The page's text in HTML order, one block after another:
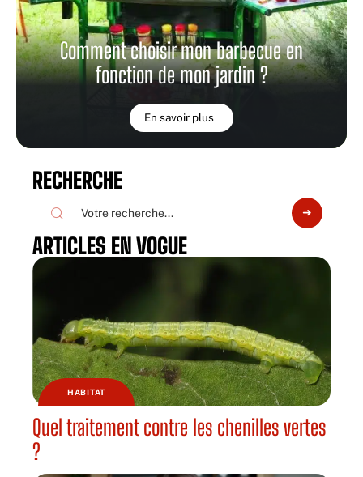
Comment choisir mon barbecue en
fonction de mon jardin ?
En savoir plus
RECHERCHE
ARTICLES EN VOGUE
HABITAT
Quel traitement contre les chenilles vertes
?